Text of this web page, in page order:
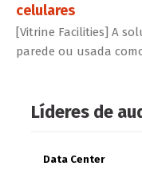
celulares
[Vitrine Facilities] A
parede ou usada
Líderes de
Data Center